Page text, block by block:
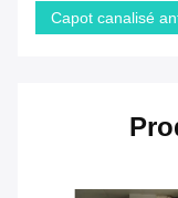
Capot canalisé